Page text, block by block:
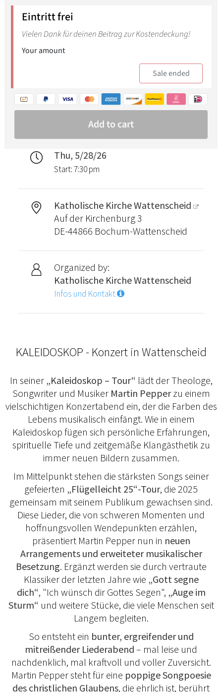
Thu, 5/28/26
Start: 7:30 pm
Katholische Kirche Wattenscheid
Auf der Kirchenburg 3
DE-44866 Bochum-Wattenscheid
Organized by:
Katholische Kirche Wattenscheid
Infos und Kontakt
KALEIDOSKOP - Konzert in Wattenscheid
In seiner „Kaleidoskop – Tour“ lädt der Theologe,
Songwriter und Musiker Martin Pepperzu einem
vielschichtigen Konzertabend ein, der die Farben des
Lebens musikalisch einfängt. Wie in einem
Kaleidoskop fügen sich persönliche Erfahrungen,
spirituelle Tiefe und zeitgemäße Klangästhetik zu
immer neuen Bildern zusammen.
Im Mittelpunkt stehen die stärksten Songs seiner
gefeierten „Flügelleicht 25“-Tour, die 2025
gemeinsam mit seinem Publikum gewachsen sind.
Diese Lieder, die von schweren Momenten und
hoffnungsvollen Wendepunkten erzählen,
präsentiert Martin Pepper nun in neuen
Arrangements und erweiteter musikalischer
Besetzung. Ergänzt werden sie durch vertraute
Klassiker der letzten Jahre wie „Gott segne
dich“, "Ich wünsch dir Gottes Segen", „Auge im
Sturm“ und weitere Stücke, die viele Menschen seit
Langem begleiten.
So entsteht ein bunter, ergreifender und
mitreißender Liederabend – mal leise und
nachdenklich, mal kraftvoll und voller Zuversicht.
Martin Pepper steht für eine poppige Songpoesie
des christlichen Glaubens, die ehrlich ist, berührt